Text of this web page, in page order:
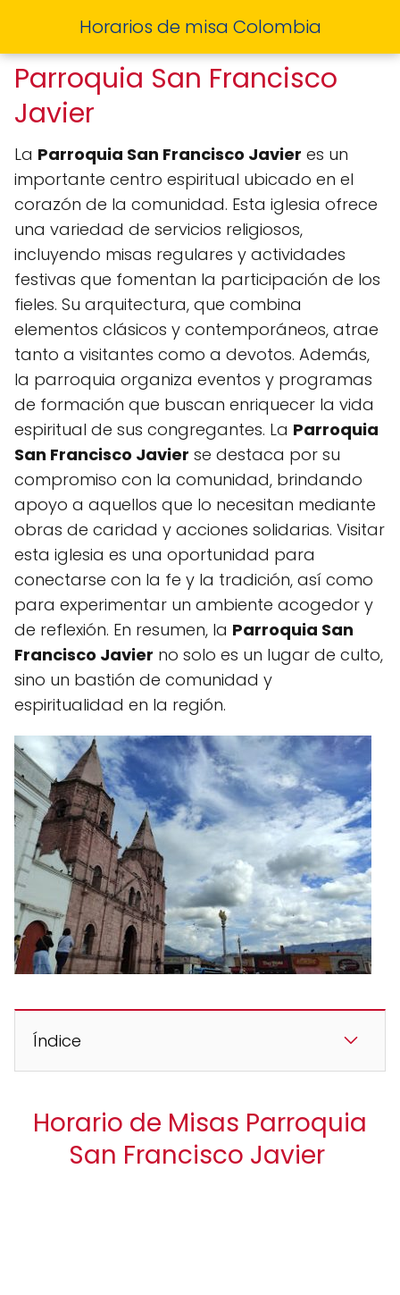
Horarios de misa Colombia
Parroquia San Francisco
Javier
La Parroquia San Francisco Javier es un
importante centro espiritual ubicado en el
corazón de la comunidad. Esta iglesia ofrece
una variedad de servicios religiosos,
incluyendo misas regulares y actividades
festivas que fomentan la participación de los
fieles. Su arquitectura, que combina
elementos clásicos y contemporáneos, atrae
tanto a visitantes como a devotos. Además,
la parroquia organiza eventos y programas
de formación que buscan enriquecer la vida
espiritual de sus congregantes. La Parroquia
San Francisco Javier se destaca por su
compromiso con la comunidad, brindando
apoyo a aquellos que lo necesitan mediante
obras de caridad y acciones solidarias. Visitar
esta iglesia es una oportunidad para
conectarse con la fe y la tradición, así como
para experimentar un ambiente acogedor y
de reflexión. En resumen, la Parroquia San
Francisco Javier no solo es un lugar de culto,
sino un bastión de comunidad y
espiritualidad en la región.
Índice
Horario de Misas Parroquia
San Francisco Javier